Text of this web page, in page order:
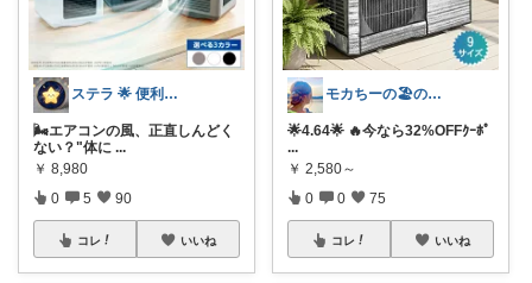
ステラ 🌟 便利グッズと素敵なアイテム
🌬️エアコンの風、正直しんどく
ない？"体に ...
￥ 8,980
0 5 90
コレ いいね
モカちーの🏖️のんびりライフ🐈✨
🌟4.64🌟 🔥今なら32%OFFｸｰﾎﾟ
...
￥ 2,580～
0 0 75
コレ いいね